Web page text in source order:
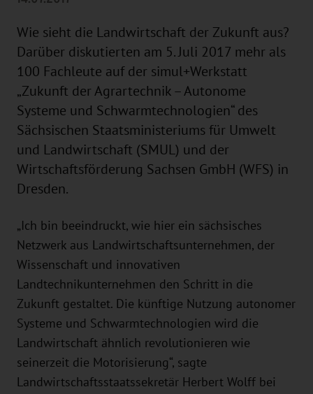
Wie sieht die Landwirtschaft der Zukunft aus?
Darüber diskutierten am 5. Juli 2017 mehr als
100 Fachleute auf der simul+Werkstatt
„Zukunft der Agrartechnik – Autonome
Systeme und Schwarmtechnologien“ des
Sächsischen Staatsministeriums für Umwelt
und Landwirtschaft (SMUL) und der
Wirtschaftsförderung Sachsen GmbH (WFS) in
Dresden.
„Ich bin beeindruckt, wie hier ein sächsisches
Netzwerk aus Landwirtschaftsunternehmen, der
Wissenschaft und innovativen
Landtechnikunternehmen den Schritt in die
Zukunft gestaltet. Die künftige Nutzung autonomer
Systeme und Schwarmtechnologien wird die
Landwirtschaft ähnlich revolutionieren wie
seinerzeit die Motorisierung“, sagte
Landwirtschaftsstaatssekretär Herbert Wolff bei